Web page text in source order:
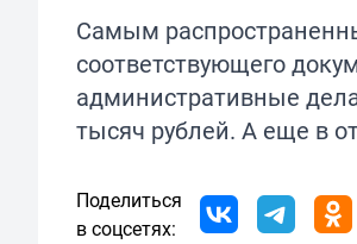
Самым
соответствующего
административные
тысяч рублей. А еще в
Поделиться
в соцсетях: